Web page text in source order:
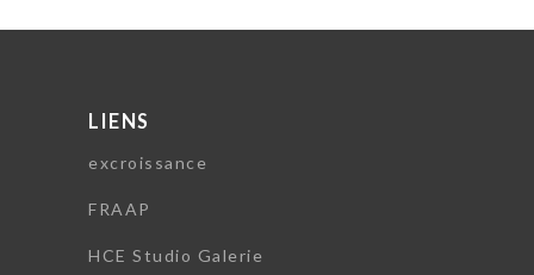
LIENS
excroissance
FRAAP
HCE Studio Galerie